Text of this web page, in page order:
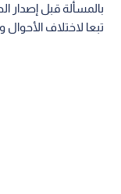
بالمسألة قبل إصدار
تبعا لاختلاف